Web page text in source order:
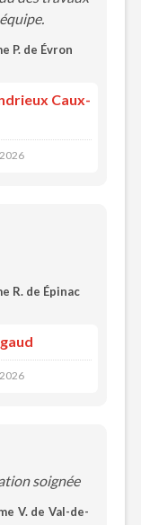
P. de Évron
Caux-
R. de Épinac
soignée
V. de Val-de-